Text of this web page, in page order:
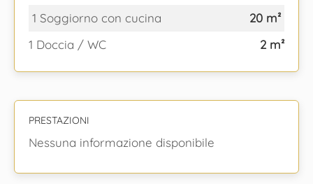
1 Soggiorno con cucina
20 m²
1 Doccia / WC
2 m²
PRESTAZIONI
Nessuna informazione disponibile